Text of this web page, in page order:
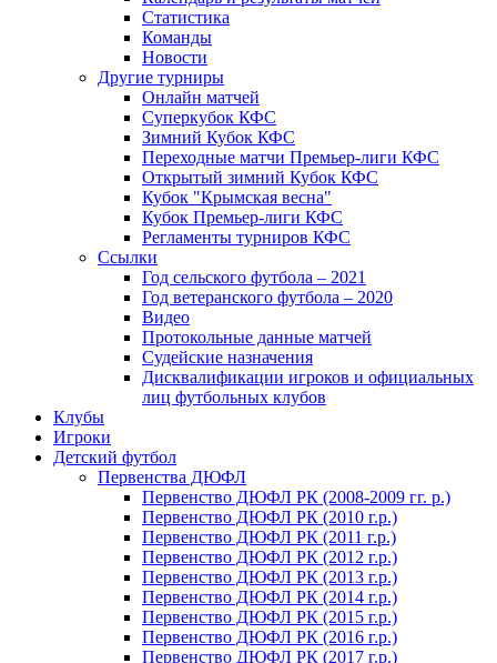
Статистика
Команды
Новости
Другие турниры
Онлайн матчей
Суперкубок КФС
Зимний Кубок КФС
Переходные матчи Премьер-лиги КФС
Открытый зимний Кубок КФС
Кубок "Крымская весна"
Кубок Премьер-лиги КФС
Регламенты турниров КФС
Ссылки
Год сельского футбола – 2021
Год ветеранского футбола – 2020
Видео
Протокольные данные матчей
Судейские назначения
Дисквалификации игроков и официальных
лиц футбольных клубов
Клубы
Игроки
Детский футбол
Первенства ДЮФЛ
Первенство ДЮФЛ РК (2008-2009 гг. р.)
Первенство ДЮФЛ РК (2010 г.р.)
Первенство ДЮФЛ РК (2011 г.р.)
Первенство ДЮФЛ РК (2012 г.р.)
Первенство ДЮФЛ РК (2013 г.р.)
Первенство ДЮФЛ РК (2014 г.р.)
Первенство ДЮФЛ РК (2015 г.р.)
Первенство ДЮФЛ РК (2016 г.р.)
Первенство ДЮФЛ РК (2017 г.р.)